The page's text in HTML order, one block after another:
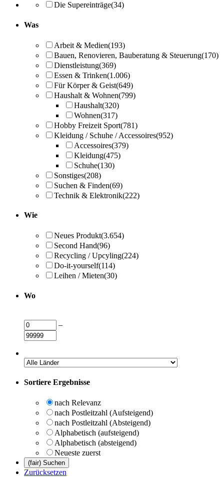
Die Supereinträge(34)
Was
Arbeit & Medien(193)
Bauen, Renovieren, Bauberatung & Steuerung(170)
Dienstleistung(369)
Essen & Trinken(1.006)
Für Körper & Geist(649)
Haushalt & Wohnen(799)
Haushalt(320)
Wohnen(317)
Hobby Freizeit Sport(781)
Kleidung / Schuhe / Accessoires(952)
Accessoires(379)
Kleidung(475)
Schuhe(130)
Sonstiges(208)
Suchen & Finden(69)
Technik & Elektronik(222)
Wie
Neues Produkt(3.654)
Second Hand(96)
Recycling / Upcyling(224)
Do-it-yourself(114)
Leihen / Mieten(30)
Wo
–
Sortiere Ergebnisse
nach Relevanz
nach Postleitzahl (Aufsteigend)
nach Postleitzahl (Absteigend)
Alphabetisch (aufsteigend)
Alphabetisch (absteigend)
Neueste zuerst
Zurücksetzen